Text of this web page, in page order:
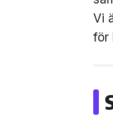
Vi
för